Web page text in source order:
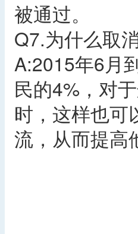
被通过。
Q7.为什么取
A:2015年6月
民的4%，对
时，这样也可
流，从而提高